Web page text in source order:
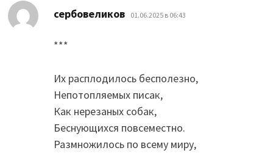
сербовеликов: 01.06.2025 в 06:43
***
Их расплодилось бесполезно,
Непотопляемых писак,
Как нерезаных собак,
Беснующихся повсеместно.
Размножилось по всему миру,